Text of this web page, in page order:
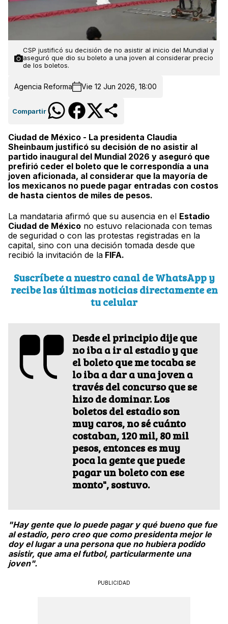
CSP justificó su decisión de no asistir al inicio del Mundial y
aseguró que dio su boleto a una joven al considerar precio
de los boletos.
Agencia Reforma Vie 12 Jun 2026, 18:00
Compartir
Ciudad de México - La presidenta Claudia
Sheinbaum justificó su decisión de no asistir al
partido inaugural del Mundial 2026 y aseguró que
prefirió ceder el boleto que le correspondía a una
joven aficionada, al considerar que la mayoría de
los mexicanos no puede pagar entradas con costos
de hasta cientos de miles de pesos.
La mandataria afirmó que su ausencia en el Estadio
Ciudad de México no estuvo relacionada con temas
de seguridad o con las protestas registradas en la
capital, sino con una decisión tomada desde que
recibió la invitación de la FIFA.
Suscríbete a nuestro canal de WhatsApp y
recibe las últimas noticias directamente en
tu celular
Desde el principio dije que
no iba a ir al estadio y que
el boleto que me tocaba se
lo iba a dar a una joven a
través del concurso que se
hizo de dominar. Los
boletos del estadio son
muy caros, no sé cuánto
costaban, 120 mil, 80 mil
pesos, entonces es muy
poca la gente que puede
pagar un boleto con ese
monto", sostuvo.
"Hay gente que lo puede pagar y qué bueno que fue
al estadio, pero creo que como presidenta mejor le
doy el lugar a una persona que no hubiera podido
asistir, que ama el futbol, particularmente una
joven".
PUBLICIDAD